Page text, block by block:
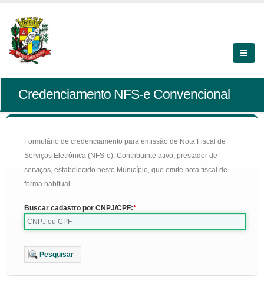
Credenciamento NFS-e Convencional
Formulário de credenciamento para emissão de Nota Fiscal de
Serviços Eletrônica (NFS-e): Contribuinte ativo, prestador de
serviços, estabelecido neste Município, que emite nota fiscal de
forma habitual
Buscar cadastro por CNPJ/CPF:
Pesquisar